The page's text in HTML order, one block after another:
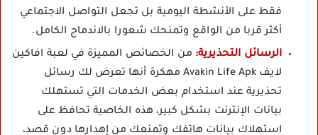
فقط على الأنشطة اليومية بل تجعل التواصل الاجتماعي
أكثر قربا من الواقع وتمنحك شعورا بالاندماج الكامل.
الرسائل التحذيرية: من الخصائص المميزة في لعبة افاكين
لايف Avakin Life Apk مهكرة أنها تعرض لك رسائل
تحذيرية عند استخدام بعض الخدمات التي تستهلك
بيانات الإنترنت بشكل كبير، هذه الخاصية تحافظ على
استهلاك بيانات هاتفك وتمنعك من إهدارها دون قصد،